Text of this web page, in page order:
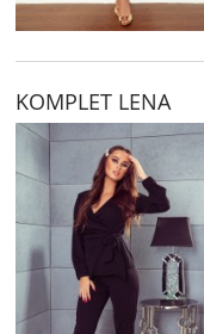
KOMPLET LENA